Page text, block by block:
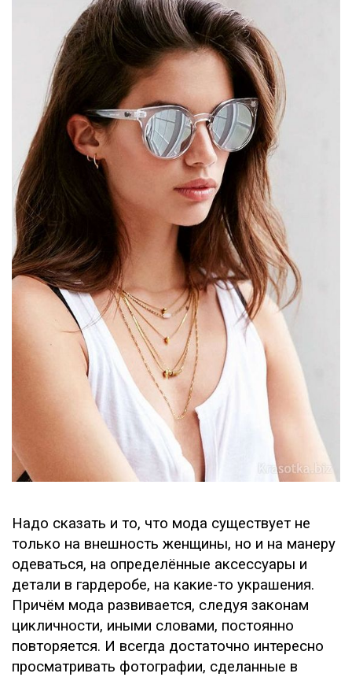
Надо сказать и то, что мода существует не
только на внешность женщины, но и на манеру
одеваться, на определённые аксессуары и
детали в гардеробе, на какие-то украшения.
Причём мода развивается, следуя законам
цикличности, иными словами, постоянно
повторяется. И всегда достаточно интересно
просматривать фотографии, сделанные в